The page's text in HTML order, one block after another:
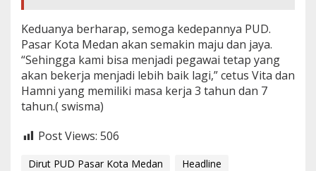
Keduanya berharap, semoga kedepannya PUD.
Pasar Kota Medan akan semakin maju dan jaya.
“Sehingga kami bisa menjadi pegawai tetap yang
akan bekerja menjadi lebih baik lagi,” cetus Vita dan
Hamni yang memiliki masa kerja 3 tahun dan 7
tahun.( swisma)
Post Views: 506
Dirut PUD Pasar Kota Medan
Headline